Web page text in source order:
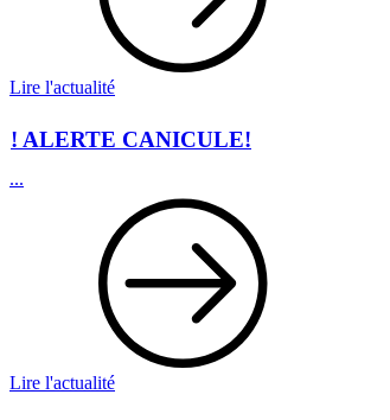
Lire l'actualité
! ALERTE CANICULE!
...
Lire l'actualité